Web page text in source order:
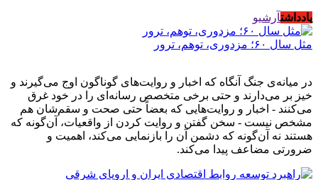
یادداشتآرشیو
مثل سال ۶۰؛ مزدوری، توهم، ترور
در میانه‌ی جنگ آنگاه که اخبار و روایت‌های گوناگون اوج می‌گیرند و
خیز بر می‌دارند و حتی برخی متخصص رسانه‌ای را در خود غرق
می‌کنند - اخبار و روایت‌هایی که بعضاً حتی صحت و سقم‌شان هم
مشخص نیست - سخن گفتن و روایت کردن از واقعیات، آن‌گونه که
هستند نه آن‌گونه که دشمن آن را بازنمایی می‌کند، اهمیت و
ضرورتی مضاعف پیدا می‌کند.